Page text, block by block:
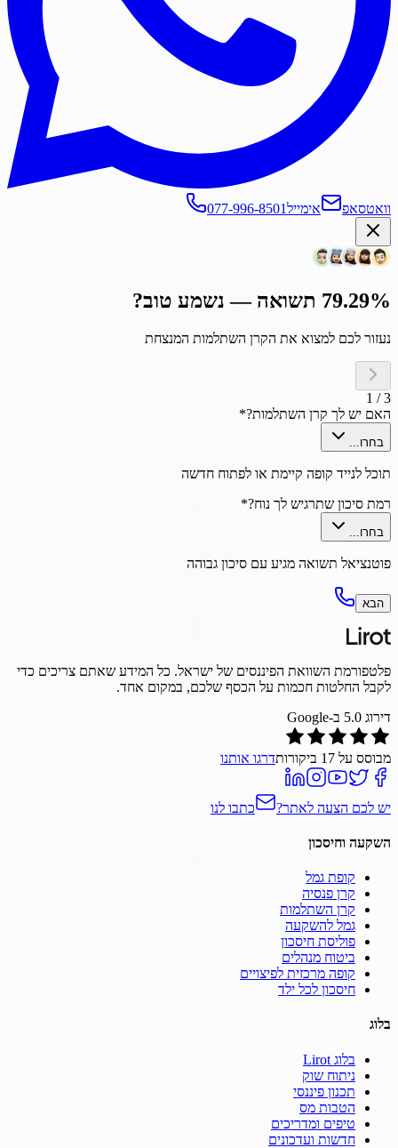
וואטסאפ אימייל077-996-8501
79.29% תשואה — נשמע טוב?
נעזור לכם למצוא את הקרן השתלמות המנצחת
1 /3
האם יש לך קרן השתלמות?*
בחרו...
תוכל לנייד קופה קיימת או לפתוח חדשה
רמת סיכון שתרגיש לך נוח?*
בחרו...
פוטנציאל תשואה מגיע עם סיכון גבוהה
הבא
פלטפורמת השוואת הפיננסים של ישראל. כל המידע שאתם צריכים כדי
לקבל החלטות חכמות על הכסף שלכם, במקום אחד.
דירוג 5.0 ב-Google
מבוסס על 17 ביקורותדרגו אותנו
יש לכם הצעה לאתר? כתבו לנו
השקעה וחיסכון
קופת גמל
קרן פנסיה
קרן השתלמות
גמל להשקעה
פוליסת חיסכון
ביטוח מנהלים
קופה מרכזית לפיצויים
חיסכון לכל ילד
בלוג
בלוג Lirot
ניתוח שוק
תכנון פיננסי
הטבות מס
טיפים ומדריכים
חדשות ועדכונים